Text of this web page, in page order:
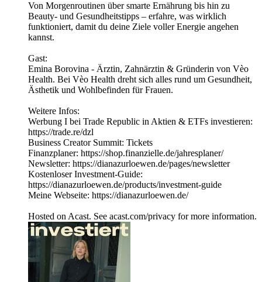
Von Morgenroutinen über smarte Ernährung bis hin zu
Beauty- und Gesundheitstipps – erfahre, was wirklich
funktioniert, damit du deine Ziele voller Energie angehen
kannst.
Gast:
Emina Borovina - Ärztin, Zahnärztin & Gründerin von Vèo
Health. Bei Vèo Health dreht sich alles rund um Gesundheit,
Ästhetik und Wohlbefinden für Frauen.
Weitere Infos:
Werbung I bei Trade Republic in Aktien & ETFs investieren:
https://trade.re/dzl
Business Creator Summit: Tickets
Finanzplaner: https://shop.finanzielle.de/jahresplaner/
Newsletter: https://dianazurloewen.de/pages/newsletter
Kostenloser Investment-Guide:
https://dianazurloewen.de/products/investment-guide
Meine Webseite: https://dianazurloewen.de/
Hosted on Acast. See acast.com/privacy for more information.